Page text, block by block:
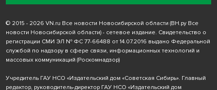
© 2015 - 2026 VN.ru Все новости Новосибирской области (ВН.ру Все
новости Новосибирской области) - сетевое издание. Свидетельство о
регистрации СМИ ЭЛ № ФС 77-66488 от 14.07.2016 выдано Федеральной
службой по надзору в сфере связи, информационных технологий и
массовых коммуникаций (Роскомнадзор)
Учредитель ГАУ НСО «Издательский дом «Советская Сибирь». Главный
редактор, руководитель-директор ГАУ НСО «Издательский дом